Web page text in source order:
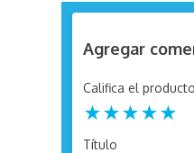
Agregar
Título
Califica el
★★★★★